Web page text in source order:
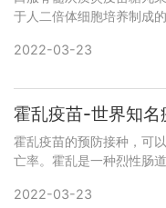
于人二倍体细胞培养制成
2022-03-23
霍乱疫苗-世界知名
霍乱疫苗的预防接种，可
亡率。霍乱是一种烈性肠
少性休克和酸中毒导致死亡
2022-03-23